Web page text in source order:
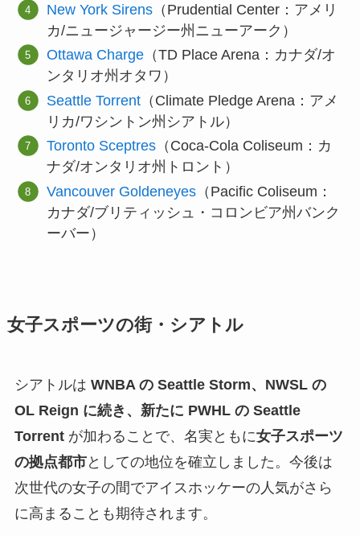
New York Sirens （Prudential Center：アメリ
カ/ニュージャージー州ニューアーク）
Ottawa Charge （TD Place Arena：カナダ/オ
ンタリオ州オタワ）
Seattle Torrent （Climate Pledge Arena：アメ
リカ/ワシントン州シアトル）
Toronto Sceptres （Coca-Cola Coliseum：カ
ナダ/オンタリオ州トロント）
Vancouver Goldeneyes （Pacific Coliseum：
カナダ/ブリティッシュ・コロンビア州バンク
ーバー）
女子スポーツの街・シアトル
シアトルは WNBA の Seattle Storm、NWSL の
OL Reign に続き、新たに PWHL の Seattle
Torrent が加わることで、名実ともに女子スポーツ
の拠点都市としての地位を確立しました。今後は
次世代の女子の間でアイスホッケーの人気がさら
に高まることも期待されます。